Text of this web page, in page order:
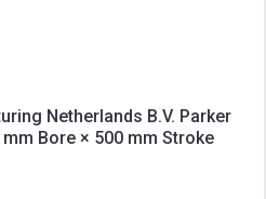
Netherlands B.V. Parker
Bore × 500 mm Stroke